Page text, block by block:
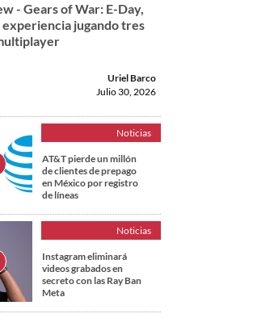
- Gears of War: E-Day,
jugando tres
Uriel Barco
Julio 30, 2026
Noticias
AT&T pierde un millón
de clientes de prepago
en México por registro
de líneas
Noticias
Instagram eliminará
videos grabados en
secreto con las Ray Ban
Meta